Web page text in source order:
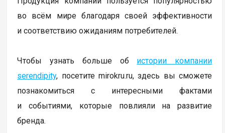
во всём мире благодаря своей эффективности
и соответствию ожиданиям потребителей.
Чтобы узнать больше об истории компании
serendipity, посетите mirokru.ru, здесь вы сможете
познакомиться с интересными фактами
и событиями, которые повлияли на развитие
бренда.